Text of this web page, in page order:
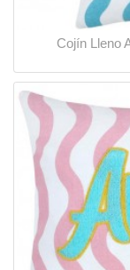
Cojín Lleno